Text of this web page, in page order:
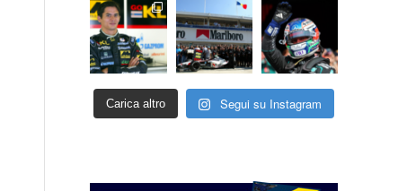
Carica altro Segui su Instagram